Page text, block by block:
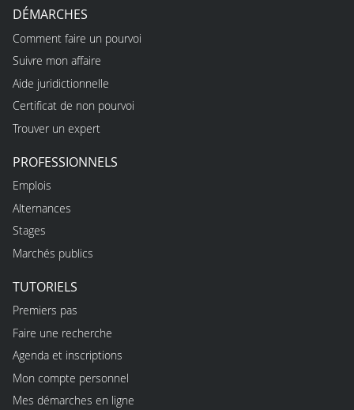
DÉMARCHES
Comment faire un pourvoi
Suivre mon affaire
Aide juridictionnelle
Certificat de non pourvoi
Trouver un expert
PROFESSIONNELS
Emplois
Alternances
Stages
Marchés publics
TUTORIELS
Premiers pas
Faire une recherche
Agenda et inscriptions
Mon compte personnel
Mes démarches en ligne